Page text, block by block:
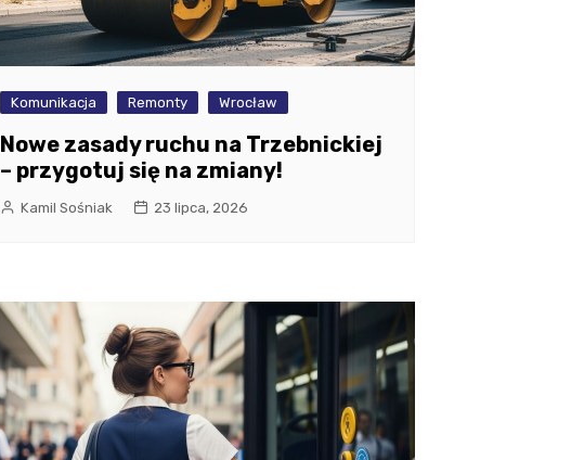
Komunikacja Remonty Wrocław
Nowe zasady ruchu na Trzebnickiej
– przygotuj się na zmiany!
Kamil Sośniak 23 lipca, 2026